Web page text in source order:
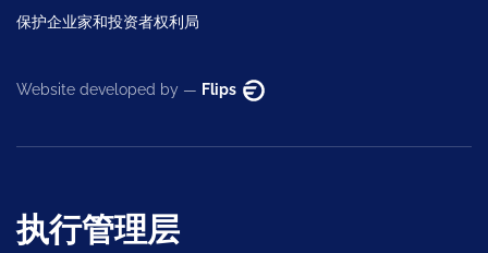
保护企业家和投资者权利局
Website developed by — Flips
执行管理层